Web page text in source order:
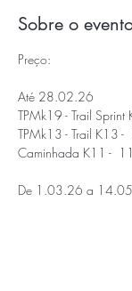
Sobre o
Preço:
Até 28.02.26
TPMk19 - Trail
TPMk13 - Trail K13 -
Caminhada K11 -
De 1.03.26 a